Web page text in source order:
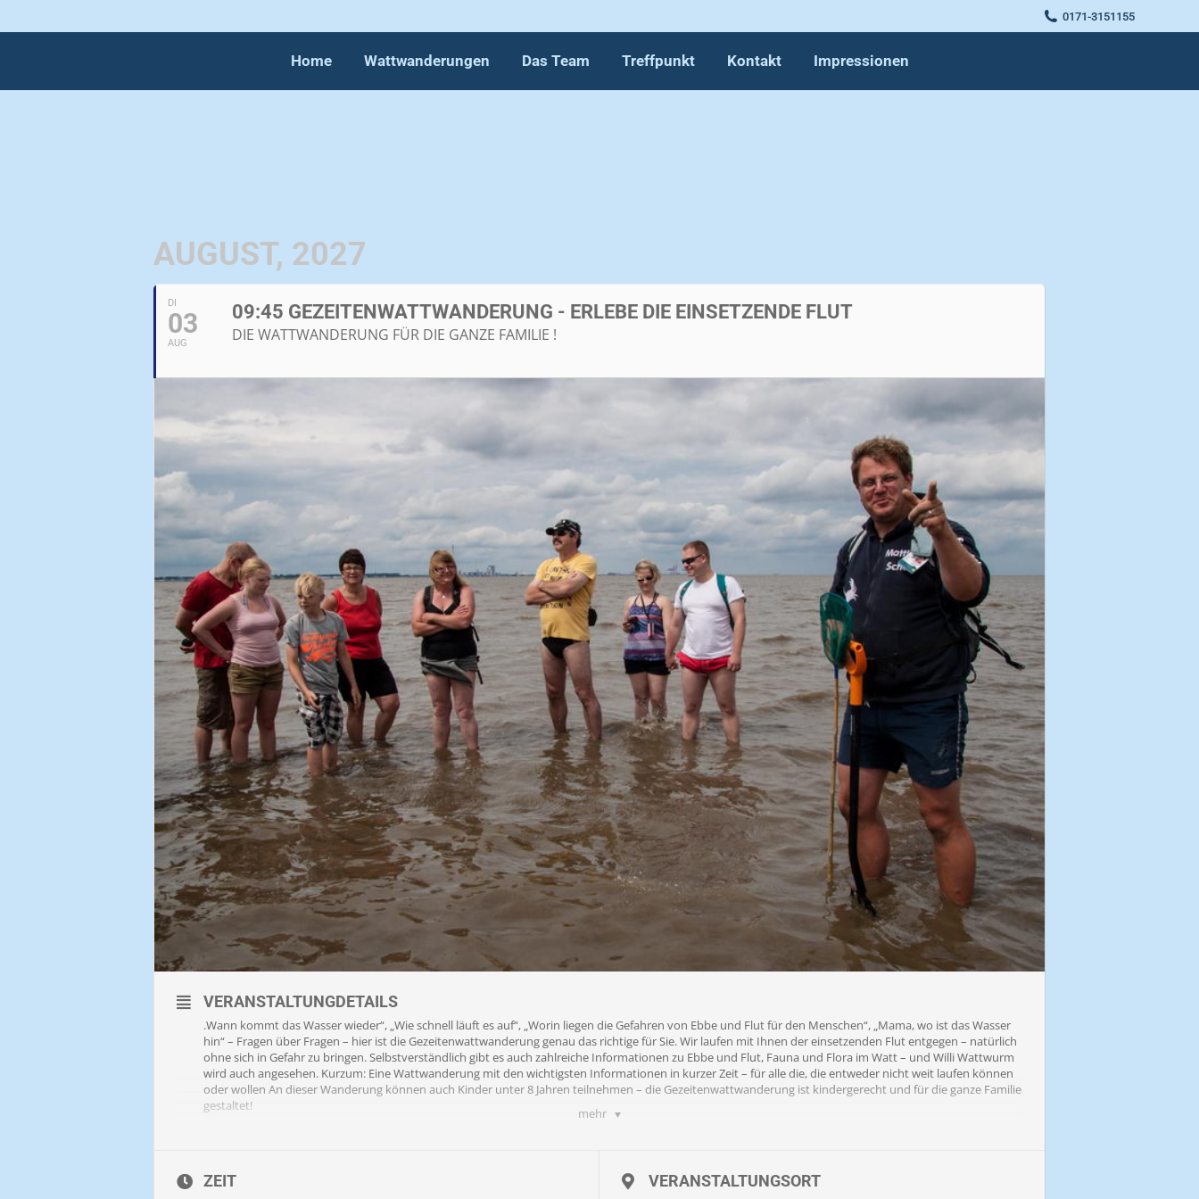
0171-3151155
Home Wattwanderungen Das Team Treffpunkt Kontakt Impressionen
AUGUST, 2027
DI
03
AUG
09:45 GEZEITENWATTWANDERUNG - ERLEBE DIE EINSETZENDE FLUT
DIE WATTWANDERUNG FÜR DIE GANZE FAMILIE !
mehr
VERANSTALTUNGDETAILS
.Wann kommt das Wasser wieder“, „Wie schnell läuft es auf“, „Worin liegen die Gefahren von Ebbe und Flut für den Menschen“, „Mama, wo ist das Wasser
hin“ – Fragen über Fragen – hier ist die Gezeitenwattwanderung genau das richtige für Sie. Wir laufen mit Ihnen der einsetzenden Flut entgegen – natürlich
ohne sich in Gefahr zu bringen. Selbstverständlich gibt es auch zahlreiche Informationen zu Ebbe und Flut, Fauna und Flora im Watt – und Willi Wattwurm
wird auch angesehen. Kurzum: Eine Wattwanderung mit den wichtigsten Informationen in kurzer Zeit – für alle die, die entweder nicht weit laufen können
oder wollen An dieser Wanderung können auch Kinder unter 8 Jahren teilnehmen – die Gezeitenwattwanderung ist kindergerecht und für die ganze Familie
gestaltet!
Ausrüstung: Vor Ort können Beachies ( Wattsocken ) erworben werden, ebenso Eimer oder Kescher.
ZEIT VERANSTALTUNGSORT